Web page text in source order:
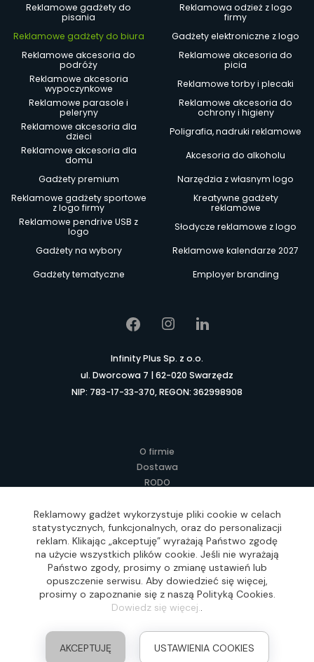
Reklamowe gadżety do
pisania
Reklamowa odzież z logo
firmy
Reklamowe gadżety do biura
Gadżety elektroniczne z logo
Reklamowe akcesoria do
podróży
Reklamowe akcesoria do
picia
Reklamowe akcesoria
wypoczynkowe
Reklamowe torby i plecaki
Reklamowe parasole i
peleryny
Reklamowe akcesoria do
ochrony i higieny
Reklamowe akcesoria dla
dzieci
Poligrafia, nadruki reklamowe
Reklamowe akcesoria dla
domu
Akcesoria do alkoholu
Gadżety premium
Narzędzia z własnym logo
Reklamowe gadżety sportowe
z logo firmy
Kreatywne gadżety
reklamowe
Reklamowe pendrive USB z
logo
Słodycze reklamowe z logo
Gadżety na wybory
Reklamowe kalendarze 2027
Gadżety tematyczne
Employer branding
Infinity Plus Sp. z o.o.
ul. Dworcowa 7 | 62-020 Swarzędz
NIP: 783-17-33-370, REGON: 362998908
O firmie
Dostawa
RODO
Regulamin
Lokalne Gadżety Reklamowe
Jak zamawiać?
Słownik pojęć
FAQ
Realizacja: Idea4Me.pl, Wszelkie prawa zastrzeżone
Reklamowy gadżet wykorzystuje pliki cookie w celach
statystycznych, funkcjonalnych, oraz do personalizacji
reklam. Klikając „akceptuję” wyrażają Państwo zgodę
na użycie wszystkich plików cookie. Jeśli nie wyrażają
Państwo zgody, prosimy o zmianę ustawień lub
opuszczenie serwisu. Aby dowiedzieć się więcej,
prosimy o zapoznanie się z naszą Polityką Cookies.
Dowiedz się więcej..
AKCEPTUJĘ USTAWIENIA COOKIES